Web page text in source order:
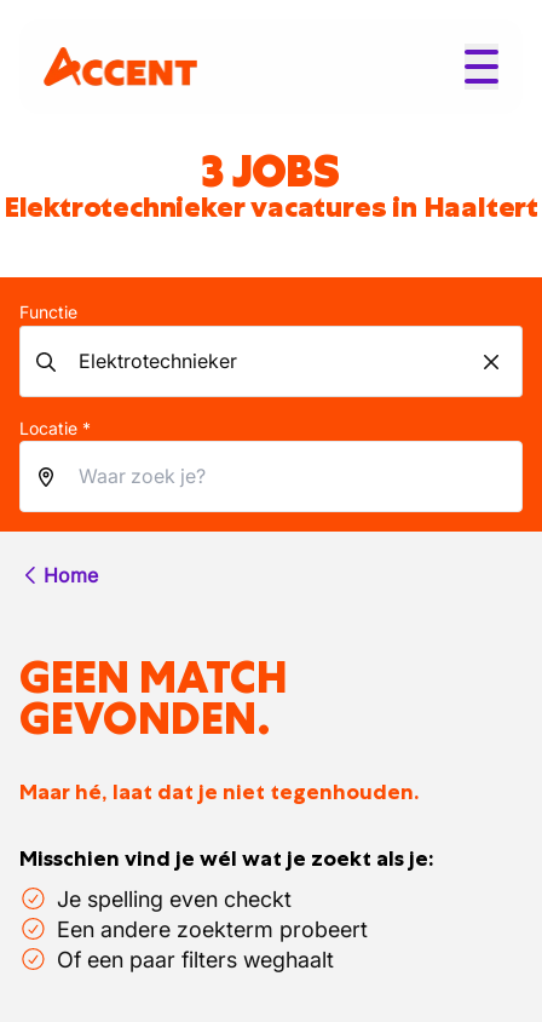
3 JOBS
Elektrotechnieker vacatures in Haaltert
Functie
Locatie *
Home
GEEN MATCH
GEVONDEN.
Maar hé, laat dat je niet tegenhouden.
Misschien vind je wél wat je zoekt als je:
Je spelling even checkt
Een andere zoekterm probeert
Of een paar filters weghaalt